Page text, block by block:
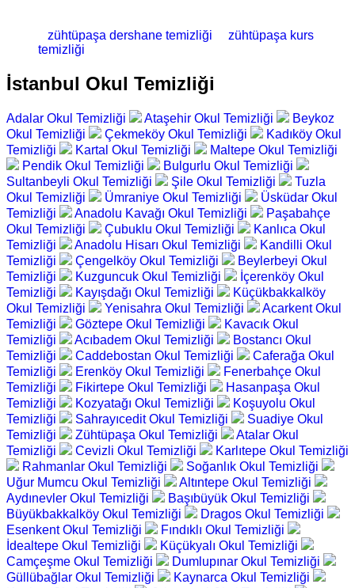
zühtüpaşa dershane temizliği
zühtüpaşa kurs
temizliği
İstanbul Okul Temizliği
Adalar Okul Temizliği Ataşehir Okul Temizliği
Beykoz
Okul Temizliği
Çekmeköy Okul Temizliği
Kadıköy Okul
Temizliği
Kartal Okul Temizliği
Maltepe Okul Temizliği
Pendik Okul Temizliği
Bulgurlu Okul Temizliği
Sultanbeyli Okul Temizliği
Şile Okul Temizliği
Tuzla
Okul Temizliği
Ümraniye Okul Temizliği
Üsküdar Okul
Temizliği
Anadolu Kavağı Okul Temizliği
Paşabahçe
Okul Temizliği
Çubuklu Okul Temizliği
Kanlıca Okul
Temizliği
Anadolu Hisarı Okul Temizliği
Kandilli Okul
Temizliği
Çengelköy Okul Temizliği
Beylerbeyi Okul
Temizliği
Kuzguncuk Okul Temizliği
İçerenköy Okul
Temizliği
Kayışdağı Okul Temizliği
Küçükbakkalköy
Okul Temizliği
Yenisahra Okul Temizliği
Acarkent Okul
Temizliği
Göztepe Okul Temizliği
Kavacık Okul
Temizliği
Acıbadem Okul Temizliği
Bostancı Okul
Temizliği
Caddebostan Okul Temizliği
Caferağa Okul
Temizliği
Erenköy Okul Temizliği
Fenerbahçe Okul
Temizliği
Fikirtepe Okul Temizliği
Hasanpaşa Okul
Temizliği
Kozyatağı Okul Temizliği
Koşuyolu Okul
Temizliği
Sahrayıcedit Okul Temizliği
Suadiye Okul
Temizliği
Zühtüpaşa Okul Temizliği
Atalar Okul
Temizliği
Cevizli Okul Temizliği
Karlıtepe Okul Temizliği
Rahmanlar Okul Temizliği
Soğanlık Okul Temizliği
Uğur Mumcu Okul Temizliği
Altıntepe Okul Temizliği
Aydınevler Okul Temizliği
Başıbüyük Okul Temizliği
Büyükbakkalköy Okul Temizliği
Dragos Okul Temizliği
Esenkent Okul Temizliği
Fındıklı Okul Temizliği
İdealtepe Okul Temizliği
Küçükyalı Okul Temizliği
Camçeşme Okul Temizliği
Dumlupınar Okul Temizliği
Güllübağlar Okul Temizliği
Kaynarca Okul Temizliği